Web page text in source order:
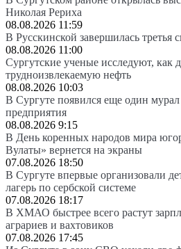
Николая Рериха
08.08.2026 11:59
В Русскинской завершилась третья
08.08.2026 11:00
Сургутские ученые исследуют, как
трудноизвлекаемую нефть
08.08.2026 10:03
В Сургуте появился еще один мурал
предприятия
08.08.2026 9:15
В День коренных народов мира
Вулаты» вернется на экраны
07.08.2026 18:50
В Сургуте впервые организовали
лагерь по сербской системе
07.08.2026 18:17
В ХМАО быстрее всего растут
аграриев и вахтовиков
07.08.2026 17:45